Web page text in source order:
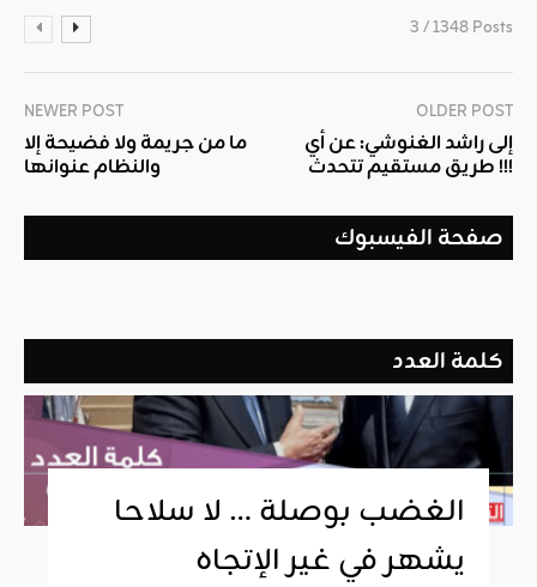
3 / 1348 Posts
NEWER POST
ما من جريمة ولا فضيحة إلا
والنظام عنوانها
OLDER POST
إلى راشد الغنوشي: عن أي
طريق مستقيم تتحدث !!!
صفحة الفيسبوك
كلمة العدد
الغضب بوصلة … لا سلاحا
يشهر في غير الإتجاه